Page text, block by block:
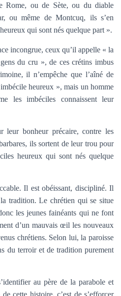
Rome, ou de Sète, ou du diable
ou même de Montcuq, ils s’en
qui sont nés quelque part ».
incongrue, ceux qu’il appelle « la
du cru », de ces crétins imbus
il n’empêche que l’aîné de
heureux », mais un homme
les imbéciles connaissent leur
leur bonheur précaire, contre les
ils sortent de leur trou pour
heureux qui sont nés quelque
Il est obéissant, discipliné. Il
tradition. Le chrétien qui se situe
les jeunes fainéants qui ne font
d’un mauvais œil les nouveaux
chrétiens. Selon lui, la paroisse
du terroir et de tradition purement
au père de la parabole et
cette histoire, c’est de s’efforcer